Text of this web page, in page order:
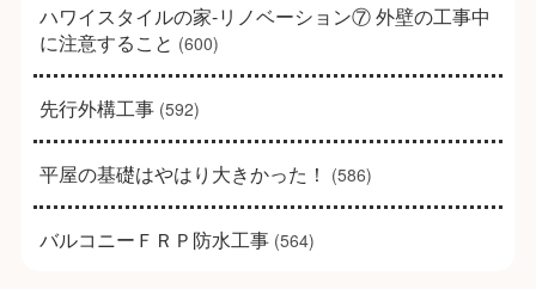
ハワイスタイルの家-リノベーション⑦ 外壁の工事中
に注意すること (600)
先行外構工事(592)
平屋の基礎はやはり大きかった！ (586)
バルコニーＦＲＰ防水工事(564)